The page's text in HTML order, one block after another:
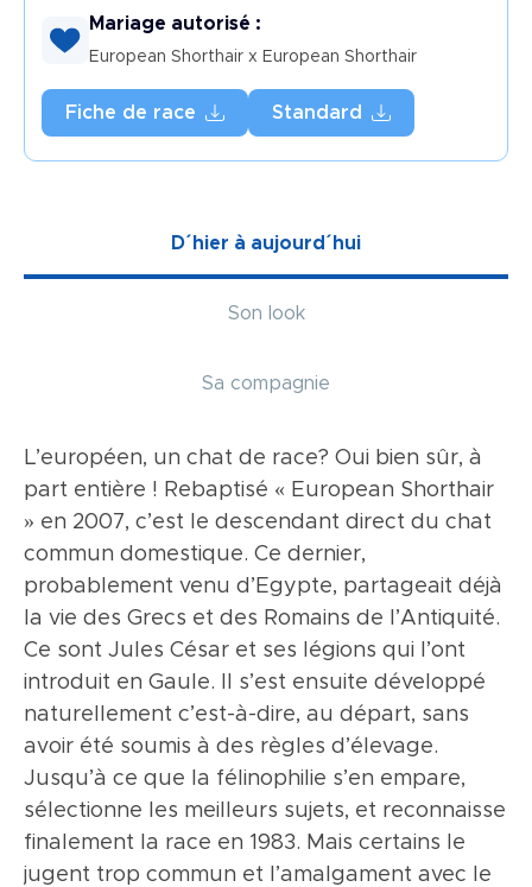
Mariage autorisé :
European Shorthair x European Shorthair
Fiche de race Standard
D´hier à aujourd´hui
Son look
Sa compagnie
L’européen, un chat de race? Oui bien sûr, à
part entière ! Rebaptisé « European Shorthair
» en 2007, c’est le descendant direct du chat
commun domestique. Ce dernier,
probablement venu d’Egypte, partageait déjà
la vie des Grecs et des Romains de l’Antiquité.
Ce sont Jules César et ses légions qui l’ont
introduit en Gaule. Il s’est ensuite développé
naturellement c’est-à-dire, au départ, sans
avoir été soumis à des règles d’élevage.
Jusqu’à ce que la félinophilie s’en empare,
sélectionne les meilleurs sujets, et reconnaisse
finalement la race en 1983. Mais certains le
jugent trop commun et l’amalgament avec le
Surtout, l’European Shorthair ne doit
ressembler à aucune autre race. Plus longue
que large, la tête est assez ronde avec des
joues bien développées. Le nez est droit, le
museau fort, le menton ferme. De taille
moyenne à grande, les yeux sont arrondis et
placés légèrement de biais. Leur couleur, qui
va de l’orange au jaune et au vert, doit être la
plus lumineuse et la plus uniforme possible.
Les oreilles sont moyennes et assez espacées
l’une de l’autre. De type semi-foreign, le corps
est de taille moyenne à grande et s’inscrit
dans un rectangle. L’ossature est forte, la
musculature puissante. Les mâles sont plus
L’European Shorthair s’adapte à tous les
environnements. Sociable, il peut cohabiter
avec d’autres chats ou même avec des chiens
(à condition que ceux-ci le respectent). Actif,
c’est un animal qui reste joueur tout au long
de sa vie. S’il dispose d’un jardin, il adore
batifoler à l’extérieur. Attention, c’est un
chasseur redoutable ! Bref, l’European
Shorthair est un chat sympa et équilibré.